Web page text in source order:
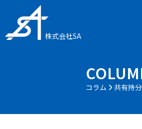
株式会社SA
コラム 共有持分